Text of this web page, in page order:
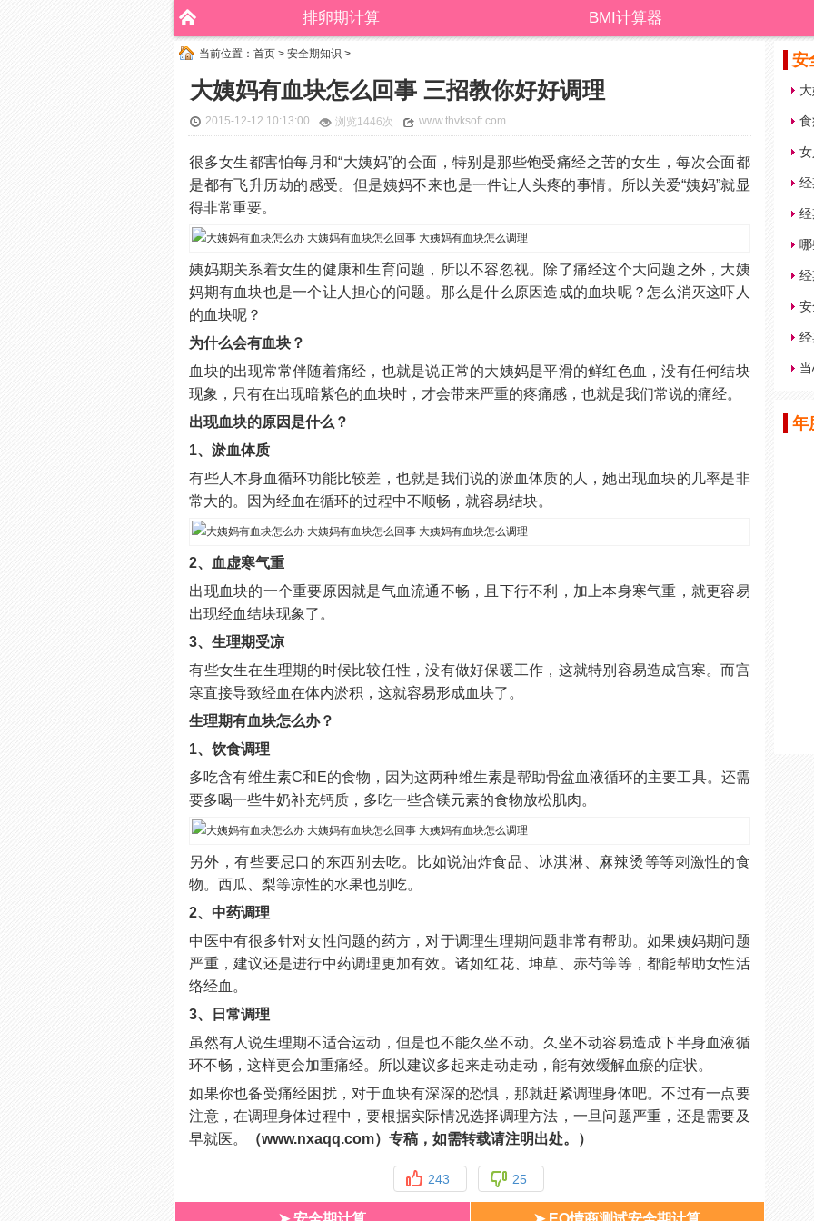
排卵期计算 BMI计算器
当前位置： 首页 > 安全期知识 >
大姨妈有血块怎么回事 三招教你好好调理
2015-12-12 10:13:00 浏览1446次 www.thvksoft.com
很多女生都害怕每月和“大姨妈”的会面，特别是那些饱受痛经之苦的女生，每次会面都
是都有飞升历劫的感受。但是姨妈不来也是一件让人头疼的事情。所以关爱“姨妈”就显
得非常重要。
姨妈期关系着女生的健康和生育问题，所以不容忽视。除了痛经这个大问题之外，大姨
妈期有血块也是一个让人担心的问题。那么是什么原因造成的血块呢？怎么消灭这吓人
的血块呢？
为什么会有血块？
血块的出现常常伴随着痛经，也就是说正常的大姨妈是平滑的鲜红色血，没有任何结块
现象，只有在出现暗紫色的血块时，才会带来严重的疼痛感，也就是我们常说的痛经。
出现血块的原因是什么？
1、淤血体质
有些人本身血循环功能比较差，也就是我们说的淤血体质的人，她出现血块的几率是非
常大的。因为经血在循环的过程中不顺畅，就容易结块。
2、血虚寒气重
出现血块的一个重要原因就是气血流通不畅，且下行不利，加上本身寒气重，就更容易
出现经血结块现象了。
3、生理期受凉
有些女生在生理期的时候比较任性，没有做好保暖工作，这就特别容易造成宫寒。而宫
寒直接导致经血在体内淤积，这就容易形成血块了。
生理期有血块怎么办？
1、饮食调理
多吃含有维生素C和E的食物，因为这两种维生素是帮助骨盆血液循环的主要工具。还需
要多喝一些牛奶补充钙质，多吃一些含镁元素的食物放松肌肉。
另外，有些要忌口的东西别去吃。比如说油炸食品、冰淇淋、麻辣烫等等刺激性的食
物。西瓜、梨等凉性的水果也别吃。
2、中药调理
中医中有很多针对女性问题的药方，对于调理生理期问题非常有帮助。如果姨妈期问题
严重，建议还是进行中药调理更加有效。诸如红花、坤草、赤芍等等，都能帮助女性活
络经血。
3、日常调理
虽然有人说生理期不适合运动，但是也不能久坐不动。久坐不动容易造成下半身血液循
环不畅，这样更会加重痛经。所以建议多起来走动走动，能有效缓解血瘀的症状。
如果你也备受痛经困扰，对于血块有深深的恐惧，那就赶紧调理身体吧。不过有一点要
注意，在调理身体过程中，要根据实际情况选择调理方法，一旦问题严重，还是需要及
早就医。
（www.nxaqq.com）专稿，如需转载请注明出处。）
243 25
安
年